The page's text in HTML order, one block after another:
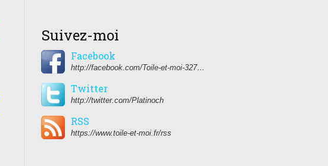
Suivez-moi
Facebook
http://facebook.com/Toile-et-moi-327459350627274/
Twitter
http://twitter.com/Platinoch
RSS
https://www.toile-et-moi.fr/rss